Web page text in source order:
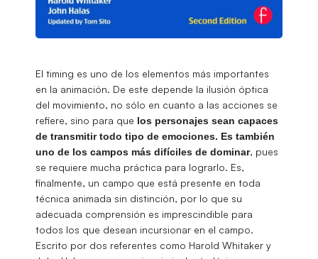
El timing es uno de los elementos más importantes
en la animación. De este depende la ilusión óptica
del movimiento, no sólo en cuanto a las acciones se
refiere, sino para que los personajes sean capaces
de transmitir todo tipo de emociones. Es también
uno de los campos más difíciles de dominar, pues
se requiere mucha práctica para lograrlo. Es,
finalmente, un campo que está presente en toda
técnica animada sin distinción, por lo que su
adecuada comprensión es imprescindible para
todos los que desean incursionar en el campo.
Escrito por dos referentes como Harold Whitaker y